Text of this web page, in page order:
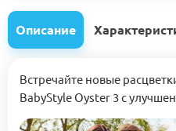
Описание
Встречайте новые
BabyStyle Oyster 3 с